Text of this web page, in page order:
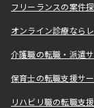
フリーランスの案件
オンライン診療なら
介護職の転職・派遣
保育士の転職支援サ
リハビリ職の転職支